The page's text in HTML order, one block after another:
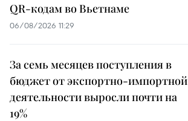
QR-кодам во Вьетнаме
06/08/2026 11:29
За семь месяцев поступления в
бюджет от экспортно-импортной
деятельности выросли почти на
19%